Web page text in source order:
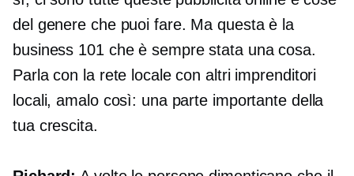
del genere che puoi fare. Ma questa è la
business 101 che è sempre stata una cosa.
Parla con la rete locale con altri imprenditori
locali, amalo così: una parte importante della
tua crescita.